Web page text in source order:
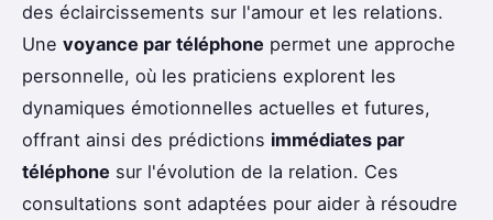
des éclaircissements sur l'amour et les relations.
Une voyance par téléphone permet une approche
personnelle, où les praticiens explorent les
dynamiques émotionnelles actuelles et futures,
offrant ainsi des prédictions immédiates par
téléphone sur l'évolution de la relation. Ces
consultations sont adaptées pour aider à résoudre